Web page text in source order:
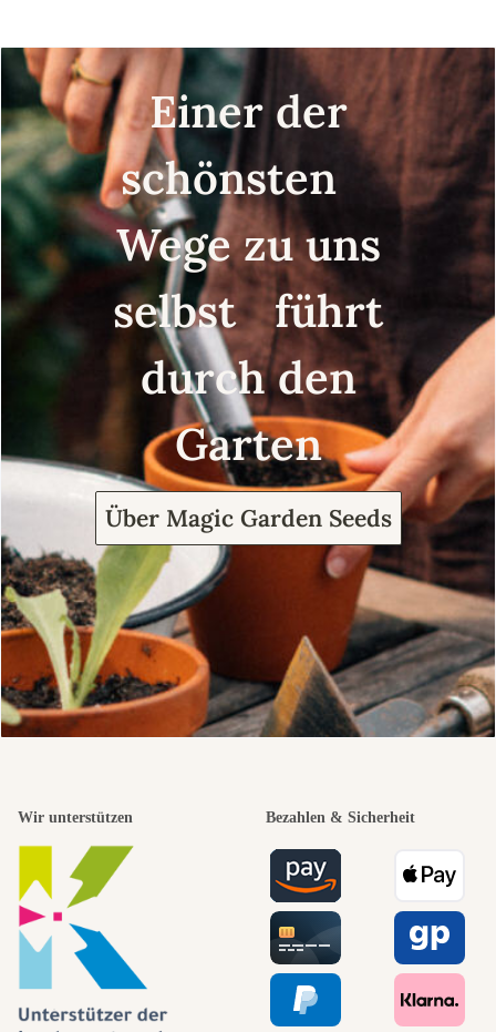
Einer der
schönsten
Wege zu uns
selbst führt
durch den
Garten
Über Magic Garden Seeds
Wir unterstützen Bezahlen & Sicherheit